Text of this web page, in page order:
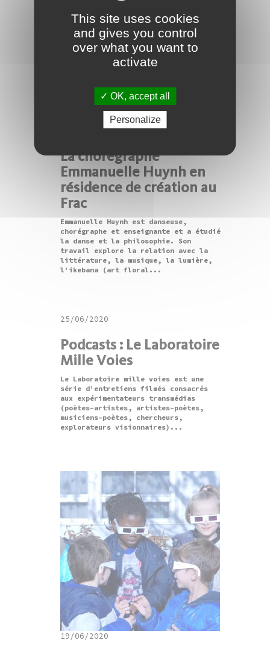
25/06/2020
La chorégraphe
Emmanuelle Huynh en
résidence de création au
Frac
Emmanuelle Huynh est danseuse,
chorégraphe et enseignante et a étudié
la danse et la philosophie. Son
travail explore la relation avec la
littérature, la musique, la lumière,
l’ikebana (art floral...
25/06/2020
Podcasts : Le Laboratoire
Mille Voies
Le Laboratoire mille voies est une
série d’entretiens filmés consacrés
aux expérimentateurs transmédias
(poètes-artistes, artistes-poètes,
musiciens-poètes, chercheurs,
explorateurs visionnaires)...
19/06/2020
This site uses cookies
and gives you control
over what you want to
activate
OK, accept all
Personalize